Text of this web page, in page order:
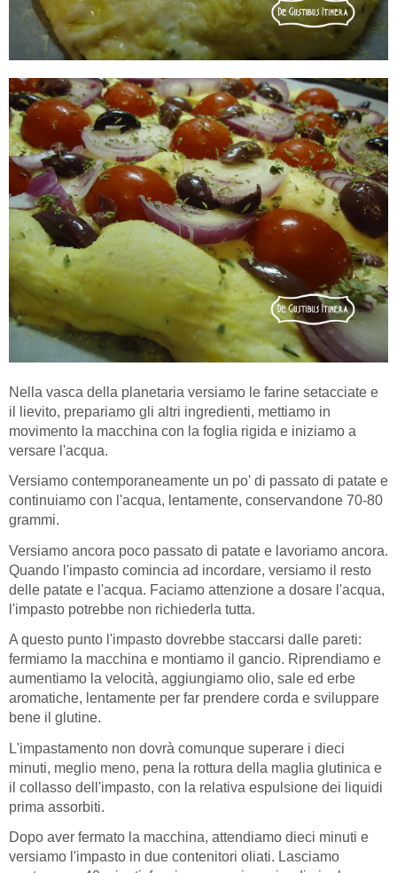
Nella vasca della planetaria versiamo le farine setacciate e
il lievito, prepariamo gli altri ingredienti, mettiamo in
movimento la macchina con la foglia rigida e iniziamo a
versare l'acqua.
Versiamo contemporaneamente un po' di passato di patate e
continuiamo con l'acqua, lentamente, conservandone 70-80
grammi.
Versiamo ancora poco passato di patate e lavoriamo ancora.
Quando l'impasto comincia ad incordare, versiamo il resto
delle patate e l'acqua. Faciamo attenzione a dosare l'acqua,
l'impasto potrebbe non richiederla tutta.
A questo punto l'impasto dovrebbe staccarsi dalle pareti:
fermiamo la macchina e montiamo il gancio. Riprendiamo e
aumentiamo la velocità, aggiungiamo olio, sale ed erbe
aromatiche, lentamente per far prendere corda e sviluppare
bene il glutine.
L'impastamento non dovrà comunque superare i dieci
minuti, meglio meno, pena la rottura della maglia glutinica e
il collasso dell'impasto, con la relativa espulsione dei liquidi
prima assorbiti.
Dopo aver fermato la macchina, attendiamo dieci minuti e
versiamo l'impasto in due contenitori oliati. Lasciamo